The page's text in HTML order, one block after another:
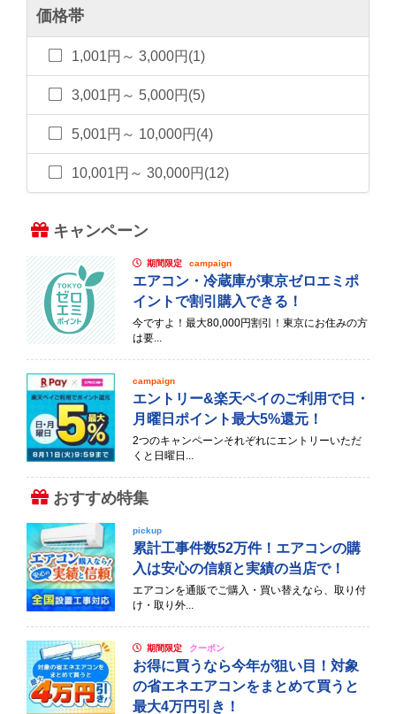
価格帯
1,001円～ 3,000円(1)
3,001円～ 5,000円(5)
5,001円～ 10,000円(4)
10,001円～ 30,000円(12)
キャンペーン
期間限定 campaign
エアコン・冷蔵庫が東京ゼロエミポ
イントで割引購入できる！
今ですよ！最大80,000円割引！東京にお住みの方
は要...
campaign
エントリー&楽天ペイのご利用で日・
月曜日ポイント最大5%還元！
2つのキャンペーンそれぞれにエントリーいただ
くと日曜日...
おすすめ特集
pickup
累計工事件数52万件！エアコンの購
入は安心の信頼と実績の当店で！
エアコンを通販でご購入・買い替えなら、取り付
け・取り外...
期間限定 クーポン
お得に買うなら今年が狙い目！対象
の省エネエアコンをまとめて買うと
最大4万円引き！